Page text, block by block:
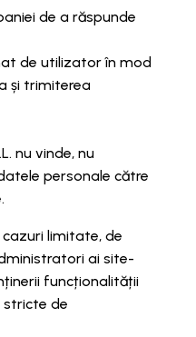
de a răspunde
de utilizator în mod
și trimiterea
nu vinde, nu
personale către
limitate, de
ai site-
funcționalității
stricte de